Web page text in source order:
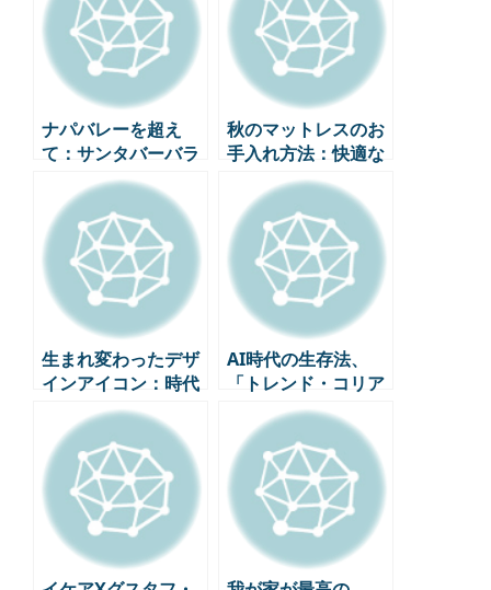
ナパバレーを超え
て：サンタバーバラ
で発見したカリフォ
ルニアワインの新し
い魅力
秋のマットレスのお
手入れ方法：快適な
睡眠のための5つの
ステップ
生まれ変わったデザ
インアイコン：時代
を超えた巨匠の帰還
AI時代の生存法、
「トレンド・コリア
2026」10大キーワー
ド完全分析